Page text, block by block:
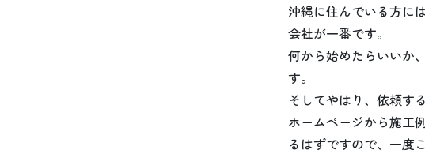
沖縄に住んでいる方に
会社が一番です。
何から始めたらいいか
す。
そしてやはり、依頼す
ホームページから施工
るはずですので、一度